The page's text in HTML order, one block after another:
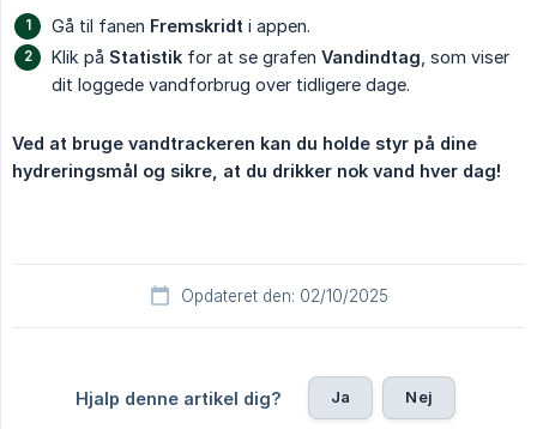
Gå til fanen Fremskridt i appen.
Klik på Statistik for at se grafen Vandindtag , som viser
dit loggede vandforbrug over tidligere dage.
Ved at bruge vandtrackeren kan du holde styr på dine
hydreringsmål og sikre, at du drikker nok vand hver dag!
Opdateret den: 02/10/2025
Hjalp denne artikel dig? Ja Nej